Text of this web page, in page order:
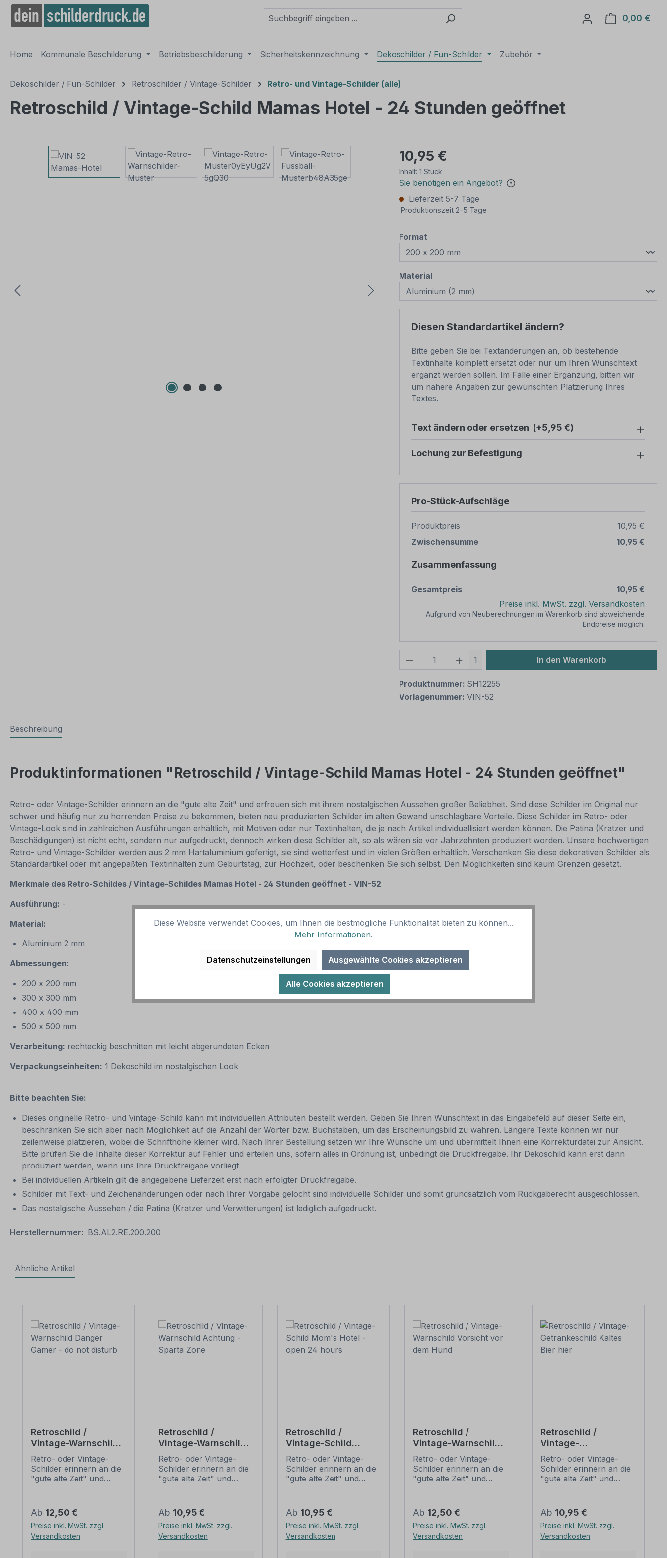
Zur Hauptnavigation springen
0,00 €
Home Kommunale Beschilderung Betriebsbeschilderung Sicherheitskennzeichnung Dekoschilder / Fun-Schilder Zubehör
Dekoschilder / Fun-Schilder Retroschilder / Vintage-Schilder Retro- und Vintage-Schilder (alle)
Retroschild / Vintage-Schild Mamas Hotel - 24 Stunden geöffnet
Bildergalerie überspringen 10,95 €
Inhalt: 1 Stück
Sie benötigen ein Angebot?
Lieferzeit 5-7 Tage
Produktionszeit 2-5 Tage
Format
Materialauswählen
Diesen Standardartikel ändern?
Bitte geben Sie bei Textänderungen an, ob bestehende
Textinhalte komplett ersetzt oder nur um Ihren Wunschtext
ergänzt werden sollen. Im Falle einer Ergänzung, bitten wir
um nähere Angaben zur gewünschten Platzierung Ihres
Textes.
Text ändern oder ersetzen (+5,95 €)
Lochung zur Befestigung
Pro-Stück-Aufschläge
Produktpreis
10,95 €
Zwischensumme
10,95 €
Zusammenfassung
Gesamtpreis
10,95 €
Preise inkl. MwSt. zzgl. Versandkosten
Aufgrund von Neuberechnungen im Warenkorb sind abweichende
Endpreise möglich.
Produkt Anzahl: Gib den gewünschten Wert
1 In den Warenkorb
Produktnummer: SH12255
Vorlagenummer: VIN-52
Beschreibung
Produktinformationen "Retroschild / Vintage-Schild Mamas Hotel - 24 Stunden geöffnet"
Retro- oder Vintage-Schilder erinnern an die "gute alte Zeit" und erfreuen sich mit ihrem nostalgischen Aussehen großer Beliebheit. Sind diese Schilder im Original nur
schwer und häufig nur zu horrenden Preise zu bekommen, bieten neu produzierten Schilder im alten Gewand unschlagbare Vorteile. Diese Schilder im Retro- oder
Vintage-Look sind in zahlreichen Ausführungen erhältlich, mit Motiven oder nur Textinhalten, die je nach Artikel individuallisiert werden können. Die Patina (Kratzer und
Beschädigungen) ist nicht echt, sondern nur aufgedruckt, dennoch wirken diese Schilder alt, so als wären sie vor Jahrzehnten produziert worden. Unsere hochwertigen
Retro- und Vintage-Schilder werden aus 2 mm Hartaluminium gefertigt, sie sind wetterfest und in vielen Größen erhältlich. Verschenken Sie diese dekorativen Schilder als
Standardartikel oder mit angepaßten Textinhalten zum Geburtstag, zur Hochzeit, oder beschenken Sie sich selbst. Den Möglichkeiten sind kaum Grenzen gesetzt.
Merkmale des Retro-Schildes / Vintage-Schildes Mamas Hotel - 24 Stunden geöffnet - VIN-52
Ausführung: -
Material:
Aluminium 2 mm
Abmessungen:
200 x 200 mm
300 x 300 mm
400 x 400 mm
500 x 500 mm
Verarbeitung: rechteckig beschnitten mit leicht abgerundeten Ecken
Verpackungseinheiten: 1 Dekoschild im nostalgischen Look
Bitte beachten Sie:
Dieses originelle Retro- und Vintage-Schild kann mit individuellen Attributen bestellt werden. Geben Sie Ihren Wunschtext in das Eingabefeld auf dieser Seite ein,
beschränken Sie sich aber nach Möglichkeit auf die Anzahl der Wörter bzw. Buchstaben, um das Erscheinungsbild zu wahren. Längere Texte können wir nur
zeilenweise platzieren, wobei die Schrifthöhe kleiner wird. Nach Ihrer Bestellung setzen wir Ihre Wünsche um und übermittelt Ihnen eine Korrekturdatei zur Ansicht.
Bitte prüfen Sie die Inhalte dieser Korrektur auf Fehler und erteilen uns, sofern alles in Ordnung ist, unbedingt die Druckfreigabe. Ihr Dekoschild kann erst dann
produziert werden, wenn uns Ihre Druckfreigabe vorliegt.
Bei individuellen Artikeln gilt die angegebene Lieferzeit erst nach erfolgter Druckfreigabe.
Schilder mit Text- und Zeichenänderungen oder nach Ihrer Vorgabe gelocht sind individuelle Schilder und somit grundsätzlich vom Rückgaberecht ausgeschlossen.
Das nostalgische Aussehen / die Patina (Kratzer und Verwitterungen) ist lediglich aufgedruckt.
Herstellernummer: BS.AL2.RE.200.200
Ähnliche Artikel
Retroschild /
Vintage-Warnschild
Danger Gamer - do
not disturb
Retro- oder Vintage-
Schilder erinnern an die
"gute alte Zeit" und
großer Beliebheit. Sind
diese Schilder im Original
nur schwer und häufig
nur zu horrenden Preise
Regulärer Preis:
Ab 12,50 €
Preise inkl. MwSt. zzgl.
Versandkosten
Retroschild /
Vintage-Warnschild
Achtung - Sparta
Zone
Retro- oder Vintage-
Schilder erinnern an die
"gute alte Zeit" und
großer Beliebheit. Sind
diese Schilder im Original
nur schwer und häufig
nur zu horrenden Preise
Regulärer Preis:
Ab 10,95 €
Preise inkl. MwSt. zzgl.
Versandkosten
Retroschild /
Vintage-Schild
Mom's Hotel - open
24 hours
Retro- oder Vintage-
Schilder erinnern an die
"gute alte Zeit" und
großer Beliebheit. Sind
diese Schilder im Original
nur schwer und häufig
nur zu horrenden Preise
Regulärer Preis:
Ab 10,95 €
Preise inkl. MwSt. zzgl.
Versandkosten
Retroschild /
Vintage-Warnschild
Vorsicht vor dem
Hund
Retro- oder Vintage-
Schilder erinnern an die
"gute alte Zeit" und
großer Beliebheit. Sind
diese Schilder im Original
nur schwer und häufig
nur zu horrenden Preise
Regulärer Preis:
Ab 12,50 €
Preise inkl. MwSt. zzgl.
Versandkosten
Retroschild /
Vintage-
Getränkeschild
Kaltes Bier hier
Retro- oder Vintage-
Schilder erinnern an die
"gute alte Zeit" und
großer Beliebheit. Sind
diese Schilder im Original
nur schwer und häufig
nur zu horrenden Preise
Regulärer Preis:
Ab 10,95 €
Preise inkl. MwSt. zzgl.
Versandkosten
Diese Website verwendet Cookies, um Ihnen die bestmögliche Funktionalität bieten zu können...
Mehr Informationen.
Datenschutzeinstellungen Ausgewählte Cookies akzeptieren
Alle Cookies akzeptieren